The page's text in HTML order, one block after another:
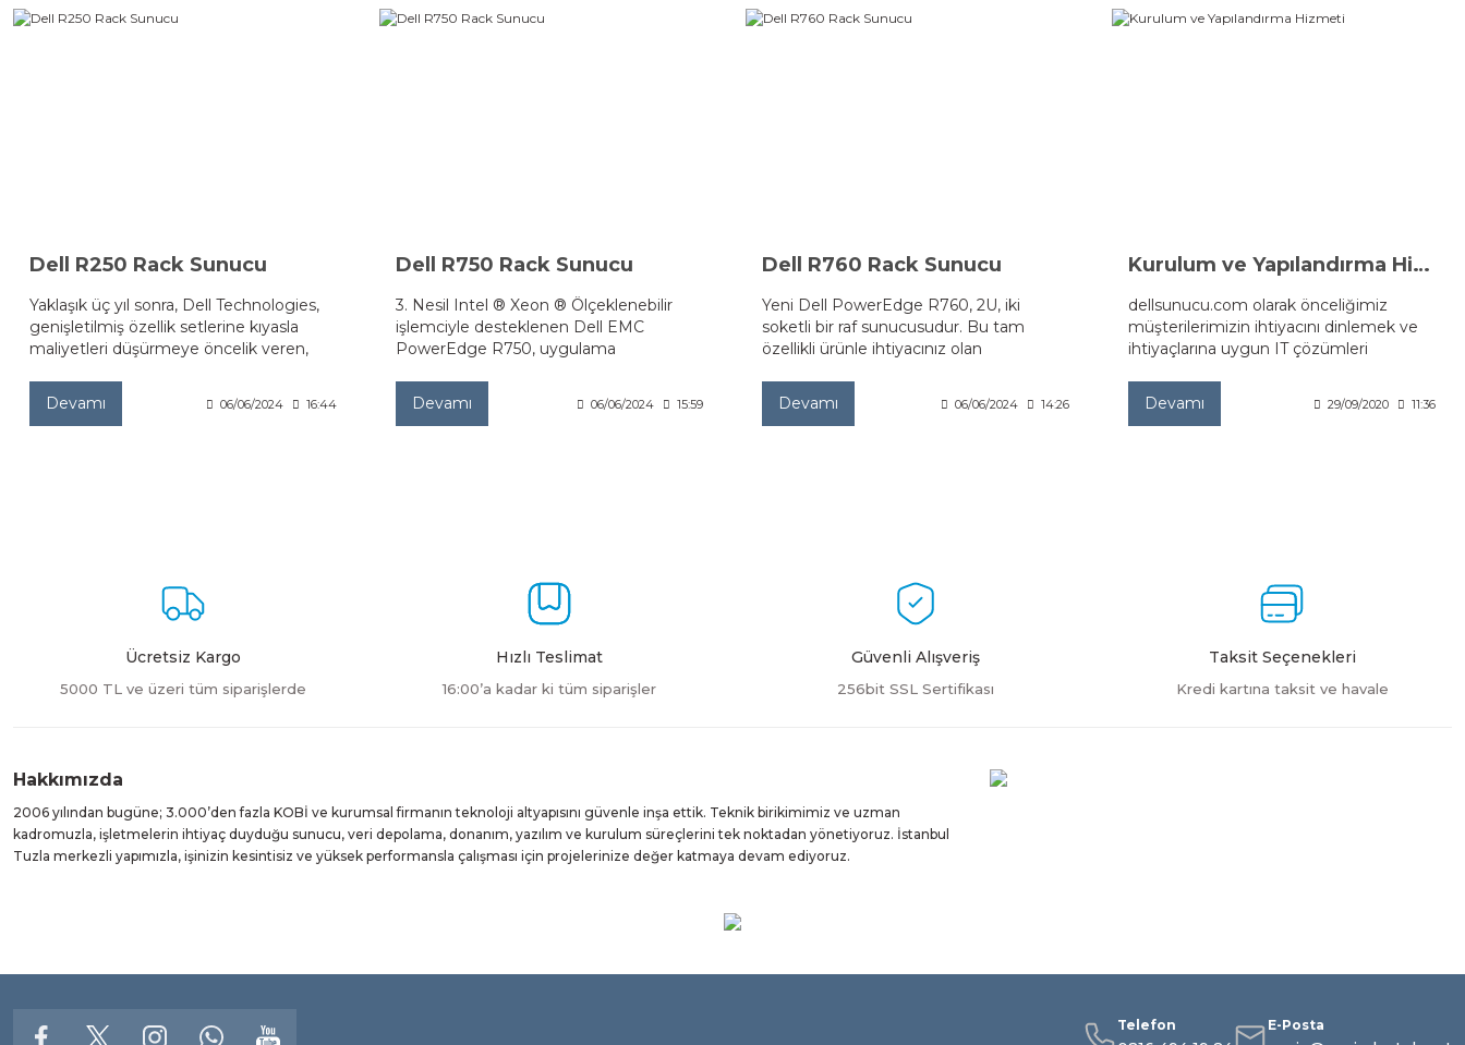
kriterleriniele alacağız.
Dell R250 Rack Sunucu
Yaklaşık üç yıl sonra, Dell Technologies,
genişletilmiş özellik setlerine kıyasla
maliyetleri düşürmeye öncelik veren,
yüklerine ve uygulamalara güç
sağlamak üzere tasarlanan giriş seviyesi
Devamı 06/06/2024 16:44
Dell R750 Rack Sunucu
3. Nesil Intel ® Xeon ® Ölçeklenebilir
işlemciyle desteklenen Dell EMC
PowerEdge R750, uygulama
uygun raf sunucusudur.
Devamı 06/06/2024 15:59
Dell R760 Rack Sunucu
Yeni Dell PowerEdge R760, 2U, iki
soketli bir raf sunucusudur. Bu tam
özellikli ürünle ihtiyacınız olan
Devamı
06/06/2024 14:26
Kurulum ve Yapılandırma Hizmeti
dellsunucu.com olarak önceliğimiz
müşterilerimizin ihtiyacını dinlemek ve
ihtiyaçlarına uygun IT çözümleri
Devamı
29/09/2020 11:36
Ücretsiz Kargo
5000 TL ve üzeri tüm siparişlerde
Hızlı Teslimat
16:00’a kadar ki tüm siparişler
Güvenli Alışveriş
256bit SSL Sertifikası
Taksit Seçenekleri
Kredi kartına taksit ve havale
Hakkımızda
2006 yılından bugüne; 3.000’den fazla KOBİ ve kurumsal firmanın teknoloji altyapısını güvenle inşa ettik. Teknik birikimimiz ve uzman
kadromuzla, işletmelerin ihtiyaç duyduğu sunucu, veri depolama, donanım, yazılım ve kurulum süreçlerini tek noktadan yönetiyoruz. İstanbul
Tuzla merkezli yapımızla, işinizin kesintisiz ve yüksek performansla çalışması için projelerinize değer katmaya devam ediyoruz.
Telefon E-Posta